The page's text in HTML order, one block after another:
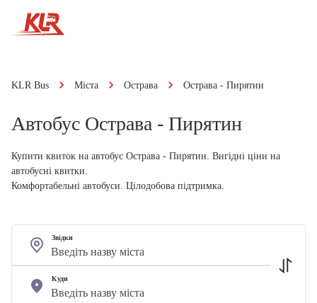
KLR Bus Міста Острава Острава - Пирятин
Автобус Острава - Пирятин
Купити квиток на автобус Острава - Пирятин. Вигідні ціни на
автобусні квитки.
Комфортабельні автобуси. Цілодобова підтримка.
Звідки
Куди